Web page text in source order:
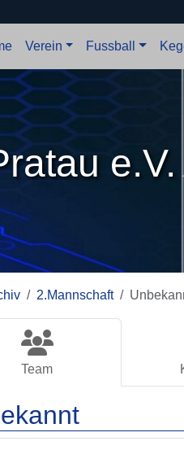
Verein Fussball
e.V.
2.Mannschaft
Team